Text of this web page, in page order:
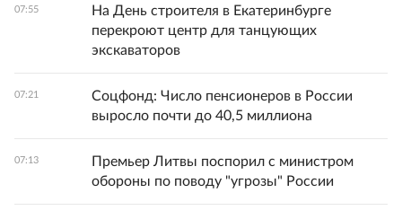
07:55
На День строителя в Екатеринбурге
перекроют центр для танцующих
экскаваторов
07:21
Соцфонд: Число пенсионеров в России
выросло почти до 40,5 миллиона
07:13
Премьер Литвы поспорил с министром
обороны по поводу "угрозы" России